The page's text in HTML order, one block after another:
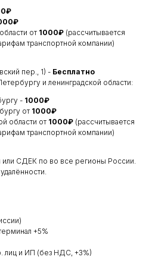
от 1000₽ (рассчитывается
транспортной компании)
пер., 1) - Бесплатно
и ленинградской области:
- 1000₽
от 1000₽
области от 1000₽ (рассчитывается
транспортной компании)
или СДЕК по во все регионы России.
+5%
лиц и ИП (без НДС, +3%)